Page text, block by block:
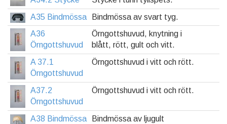
A35 Bindmössa
Bindmössa av svart tyg.
A36
Örngottshuvud
Örngottshuvud, knytning i
blått, rött, gult och vitt.
A 37.1
Örngottshuvud
Örngottshuvud i vitt och rött.
A37.2
Örngottshuvud
Örngottshuvud i vitt och rött.
A38 Bindmössa
Bindmössa av ljugult